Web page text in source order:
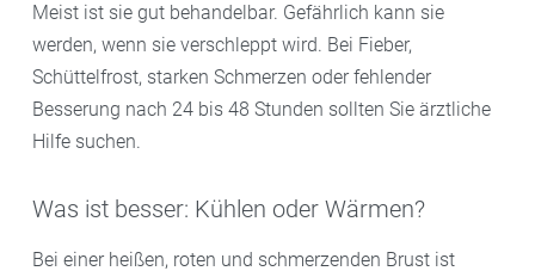
Meist ist sie gut behandelbar. Gefährlich kann sie
werden, wenn sie verschleppt wird. Bei Fieber,
Schüttelfrost, starken Schmerzen oder fehlender
Besserung nach 24 bis 48 Stunden sollten Sie ärztliche
Hilfe suchen.
Was ist besser: Kühlen oder Wärmen?
Bei einer heißen, roten und schmerzenden Brust ist